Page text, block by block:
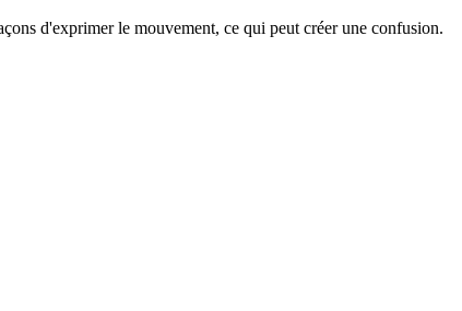
d'exprimer le mouvement, ce qui peut créer une confusion.